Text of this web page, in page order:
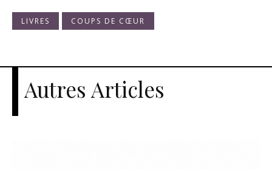
LIVRES COUPS DE CŒUR
Autres Articles